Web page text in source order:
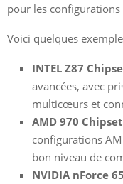
pour les configurations
Voici quelques
INTEL Z87
avancées, avec
multicœurs et
AMD 970
configurations
bon niveau de
NVIDIA nForce